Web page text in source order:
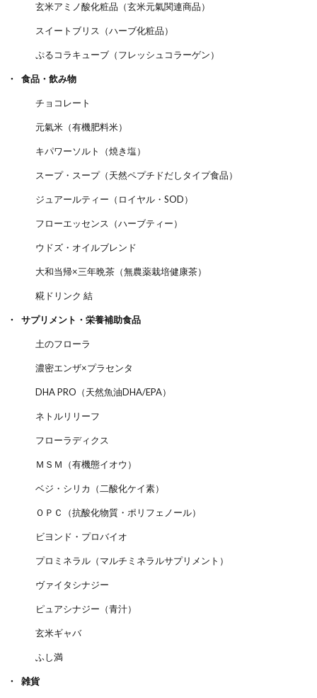
玄米アミノ酸化粧品（玄米元氣関連商品）
スイートブリス（ハーブ化粧品）
ぷるコラキューブ（フレッシュコラーゲン）
食品・飲み物
チョコレート
元氣米（有機肥料米）
キパワーソルト（焼き塩）
スープ・スープ（天然ペプチドだしタイプ食品）
ジュアールティー（ロイヤル・SOD）
フローエッセンス（ハーブティー）
ウドズ・オイルブレンド
大和当帰×三年晩茶（無農薬栽培健康茶）
糀ドリンク 結
サプリメント・栄養補助食品
土のフローラ
濃密エンザ×プラセンタ
DHA PRO（天然魚油DHA/EPA）
ネトルリリーフ
フローラディクス
ＭＳＭ（有機態イオウ）
ベジ・シリカ（二酸化ケイ素）
ＯＰＣ（抗酸化物質・ポリフェノール）
ビヨンド・プロバイオ
プロミネラル（マルチミネラルサプリメント）
ヴァイタシナジー
ピュアシナジー（青汁）
玄米ギャバ
ふし満
雑貨